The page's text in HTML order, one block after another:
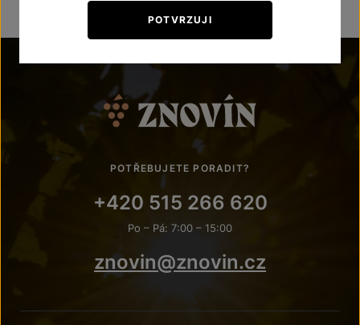
POTŘEBUJETE PORADIT?
+420 515 266 620
Po – Pá: 7:00 – 15:00
znovin@znovin.cz
POTVRZUJI